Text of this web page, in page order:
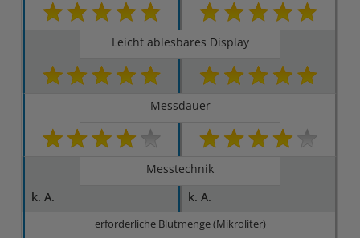
Leicht ablesbares Display
Messdauer
Messtechnik
k. A.
k. A.
erforderliche Blutmenge (Mikroliter)